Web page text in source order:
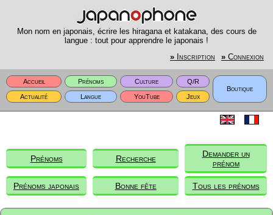
Mon nom en japonais, écrire les hiragana et katakana, des cours de
langue : tout pour apprendre le japonais !
» Inscription » Connexion
Accueil Prénoms Culture
Q/R
Boutique
Actualité
Langue YouTube Jeux
Prénoms Recherche
Demander un
prénom
Prénoms japonais Bonne fête Tous les prénoms